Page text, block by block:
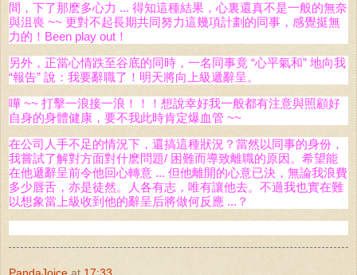
間，下了那麽多心力 ... 得知這種結果，心裏還真不是一般的無奈
與沮喪 ~~ 更對不起長期共同努力這幾項計劃的同事，感覺挺無
力的！Been play out！
另外，正當心情跌至谷底的同時，一名同事竟 “心平氣和” 地向我
“報告” 說：我要辭職了！明天將向上級遞辭呈。
嘩 ~~ 打擊一浪接一浪！！！想說幸好我一般都有注意與照顧好
自身的身體健康，要不我此時肯定爆血管 ~~
在公司人手不足的情況下，還搞這種狀況？當然以同事的身份，
我嘗試了解對方面對什麽問題/ 困難而導致離職的原因。希望能
在他遞辭呈前令他回心轉意 ... 但他離開的心意已決，無論我浪費
多少唇舌，亦是徒然。人各有志，唯有讓他去。不過我也實在難
以想象當上級收到他的辭呈后將做何反應 ...？